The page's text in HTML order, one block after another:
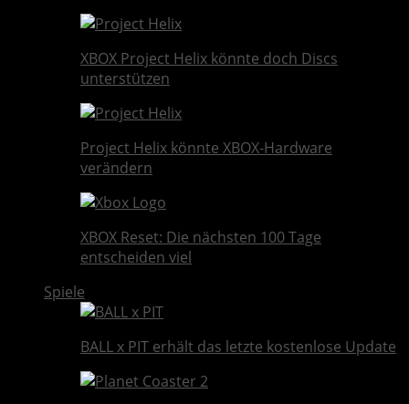
XBOX Project Helix könnte doch Discs
unterstützen
Project Helix könnte XBOX-Hardware
verändern
XBOX Reset: Die nächsten 100 Tage
entscheiden viel
Spiele
BALL x PIT erhält das letzte kostenlose Update